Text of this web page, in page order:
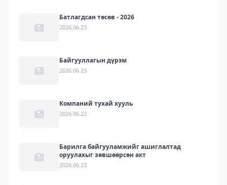
Батлагдсан төсөв - 2026
2026.06.23
Байгууллагын дүрэм
2026.06.23
Компаний тухай хууль
2026.06.23
Барилга байгууламжийг ашиглалтад
оруулахыг зөвшөөрсөн акт
2026.06.23